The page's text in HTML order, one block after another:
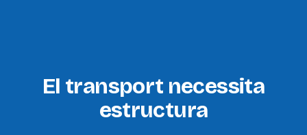
El transport necessita
estructura